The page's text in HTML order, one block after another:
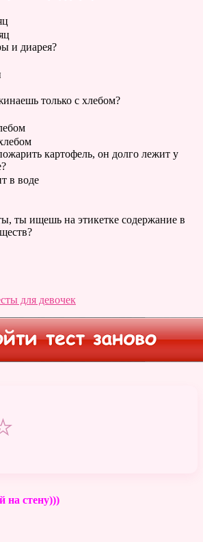
и диарея?
только с хлебом?
картофель, он долго лежит у
в воде
ты ищешь на этикетке содержание в
для девочек
на стену)))